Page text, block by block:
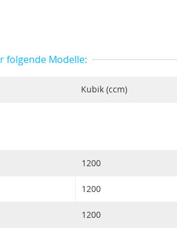
folgende Modelle:
Kubik (ccm)
1200
1200
1200